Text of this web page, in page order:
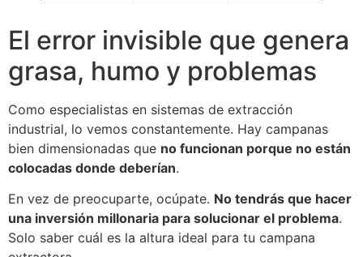
El error invisible que genera
grasa, humo y problemas
Como especialistas en sistemas de extracción
industrial, lo vemos constantemente. Hay campanas
bien dimensionadas que no funcionan porque no están
colocadas donde deberían.
En vez de preocuparte, ocúpate. No tendrás que hacer
una inversión millonaria para solucionar el problema.
Solo saber cuál es la altura ideal para tu campana